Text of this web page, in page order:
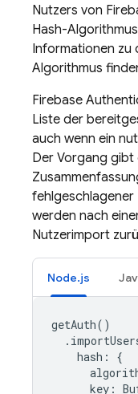
Nutzers von
Hash-
Informationen zu
Algorithmus
Firebase
Liste der
auch wenn ein
Der Vorgang gibt
fehlgeschlagener
werden nach
Nutzerimport
Node.js
getAuth()
.
hash :
{
key :